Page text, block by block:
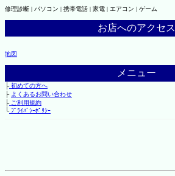
修理診断 | パソコン | 携帯電話 | 家電 | エアコン | ゲーム
お店へのアクセス
地図
メニュー
├初めての方へ
├ よくあるお問い合わせ
├ご利用規約
└ﾌﾟﾗｲﾊﾞｼｰﾎﾟﾘｼｰ